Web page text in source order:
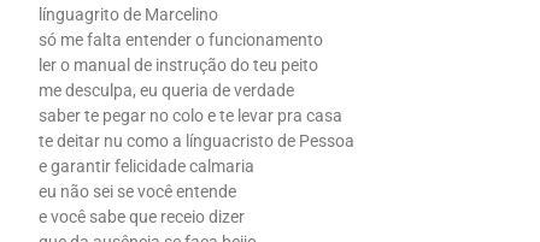
línguagrito de Marcelino
só me falta entender o funcionamento
ler o manual de instrução do teu peito
me desculpa, eu queria de verdade
saber te pegar no colo e te levar pra casa
te deitar nu como a línguacristo de Pessoa
e garantir felicidade calmaria
eu não sei se você entende
e você sabe que receio dizer